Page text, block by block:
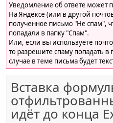
Уведомление об ответе может
На Яндексе (или в другой
полученное письмо "Не спам",
попадали в папку "Спам".
Или, если вы используете
то разрешите спаму попадать
случае в теме письма будет
Вставка
идёт до конца